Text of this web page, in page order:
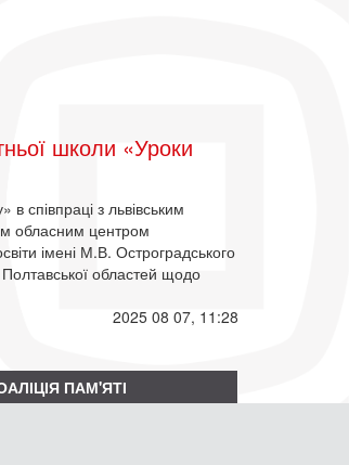
школи «Уроки
в співпраці з львівським
обласним центром
імені М.В. Остроградського
Полтавської областей щодо
2025 08 07, 11:28
ПАМ'ЯТІ